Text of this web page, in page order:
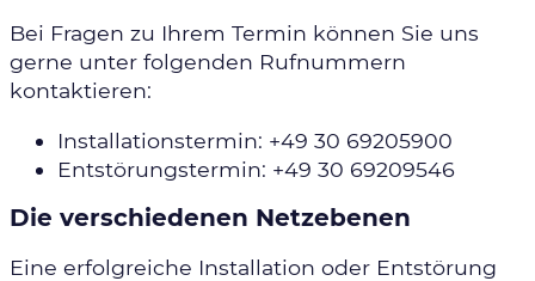
Bei Fragen zu Ihrem Termin können Sie uns
gerne unter folgenden Rufnummern
kontaktieren:
Installationstermin: +49 30 69205900
Entstörungstermin: +49 30 69209546
Die verschiedenen Netzebenen
Eine erfolgreiche Installation oder Entstörung